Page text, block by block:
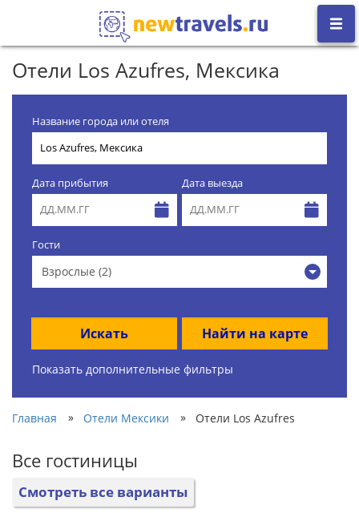
Отели Los Azufres, Мексика
Название города или отеля
Дата прибытия Дата выезда
Гости
Взрослые (2)
Искать Найти на карте
Показать дополнительные фильтры
Главная » Отели Мексики » Отели Los Azufres
Все гостиницы
Смотреть все варианты